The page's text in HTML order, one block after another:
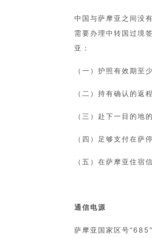
中国与萨摩亚之间没
需要办理中转国过境
亚：
（一）护照有效期至
（二）持有确认的返
（三）赴下一目的地
（四）足够支付在萨
（五）在萨摩亚住宿
通信电源
萨摩亚国家区号